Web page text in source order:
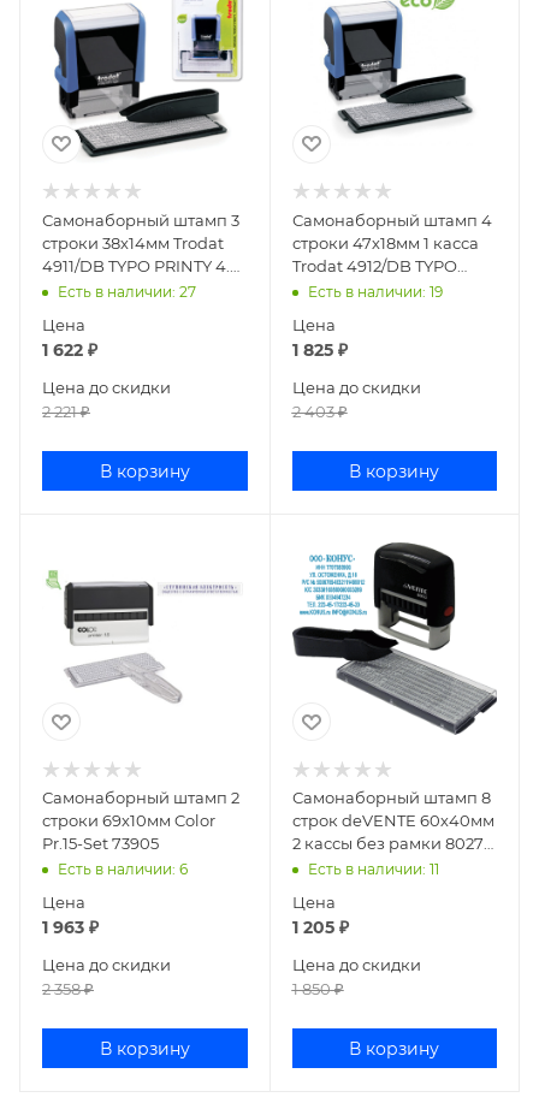
Самонаборный штамп 3
строки 38х14мм Trodat
4911/DB TYPO PRINTY 4.0
43199
Есть в наличии: 27
Цена
1 622 ₽
Цена до скидки
2 221₽
В корзину
Самонаборный штамп 4
строки 47х18мм 1 касса
Trodat 4912/DB TYPO
PRINTY 4.0 67581
Есть в наличии: 19
Цена
1 825₽
Цена до скидки
2 403₽
В корзину
Самонаборный штамп 2
строки 69х10мм Color
Pr.15-Set 73905
Есть в наличии: 6
Цена
1 963 ₽
Цена до скидки
2 358₽
В корзину
Самонаборный штамп 8
строк deVENTE 60х40мм
2 кассы без рамки 8027
4116306
Есть в наличии: 11
Цена
1 205₽
Цена до скидки
1 850₽
В корзину